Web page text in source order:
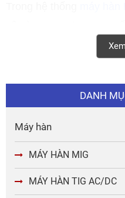
DANH
Máy hàn
MÁY HÀN MIG
MÁY HÀN TIG AC/DC
lượng mối hàn, độ ổn
Mỗi chi tiết nhỏ như
cáp quang, vòi phun, hệ
phần đảm bảo máy vận
lượng và cho ra mối